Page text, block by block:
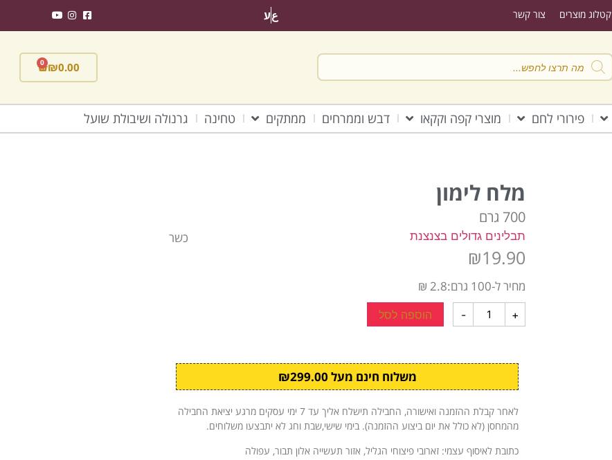
קטלוג מוצרים צור קשר عע
₪0.00
0
פירורי לחם מוצרי קפה וקקאו דבש וממרחים ממתקים טחינה גרנולה ושיבולת שועל
מלח לימון
700 גרם
תבלינים גדולים בצנצנת כשר
₪19.90
מחיר ל-100 גרם:2.8 ₪
- + הוספה לסל
משלוח חינם מעל ₪299.00
לאחר קבלת ההזמנה ואישורה, החבילה תישלח אליך עד 7 ימי עסקים מרגע יציאת החבילה
מהמחסן (לא כולל את יום ביצוע ההזמנה). בימי שישי,שבת וחג לא יתבצעו משלוחים.
כתובת לאיסוף עצמי: זארובי פיצוחי הגליל, אזור תעשייה אלון תבור, עפולה